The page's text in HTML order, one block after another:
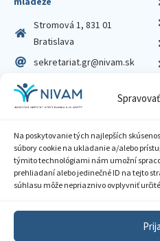
Na poskytovanie tých najlepších
súbory cookie na ukladanie a/alebo
týmito technológiami nám umožní
prehliadaní alebo jedinečné ID na tejto
súhlasu môže nepriaznivo ovplyvniť
Stromová 1, 831 01
Bratislava
sekretariat.gr@nivam.sk
IČO: 00164348
DIČ: 2020798714
Zásady